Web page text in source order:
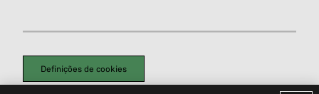
Definições de cookies